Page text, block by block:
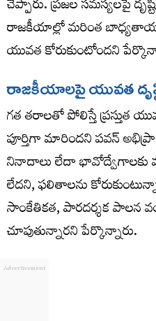
చెప్పారు. ప్రజల సమస్యలపై
రాజకీయాల్లో మరింత
యువత కోరుకుంటోందని
రాజకీయాలపై యువత
గత తరాలతో పోలిస్తే ప్రస్తుత
పూర్తిగా మారిందని పవన్
నినాదాలు లేదా భావోద్వేగాలకు
లేదని, ఫలితాలను
సాంకేతికత, పారదర్శక పాలన
చూపుతున్నారని పేర్కొన్నారు.